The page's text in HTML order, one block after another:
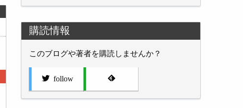
購読情報
このブログや著者を購読しませんか？
follow